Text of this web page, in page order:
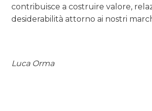
contribuisce a costruire valore,
desiderabilità attorno ai nostri
Luca Orma